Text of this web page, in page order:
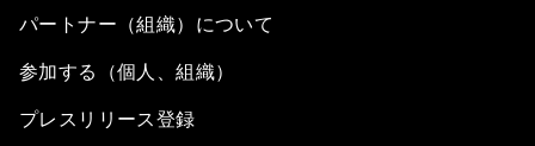
パートナー（組織）について
参加する（個人、組織）
プレスリリース登録